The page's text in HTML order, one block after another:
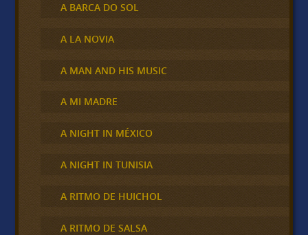
A BARCA DO SOL
A LA NOVIA
A MAN AND HIS MUSIC
A MI MADRE
A NIGHT IN MÉXICO
A NIGHT IN TUNISIA
A RITMO DE HUICHOL
A RITMO DE SALSA